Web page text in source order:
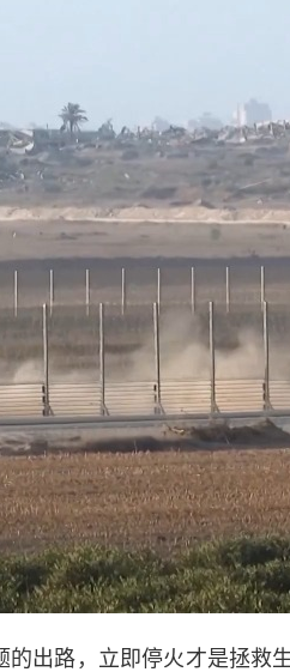
路，立即停火才是拯救